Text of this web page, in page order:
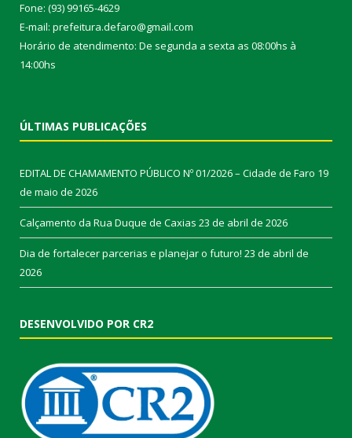
Fone: (93) 99165-4629
E-mail: prefeitura.defaro@gmail.com
Horário de atendimento: De segunda a sexta as 08:00hs à
14:00hs
ÚLTIMAS PUBLICAÇÕES
EDITAL DE CHAMAMENTO PÚBLICO Nº 01/2026 – Cidade de Faro 19
de maio de 2026
Calçamento da Rua Duque de Caxias 23 de abril de 2026
Dia de fortalecer parcerias e planejar o futuro! 23 de abril de
2026
DESENVOLVIDO POR CR2